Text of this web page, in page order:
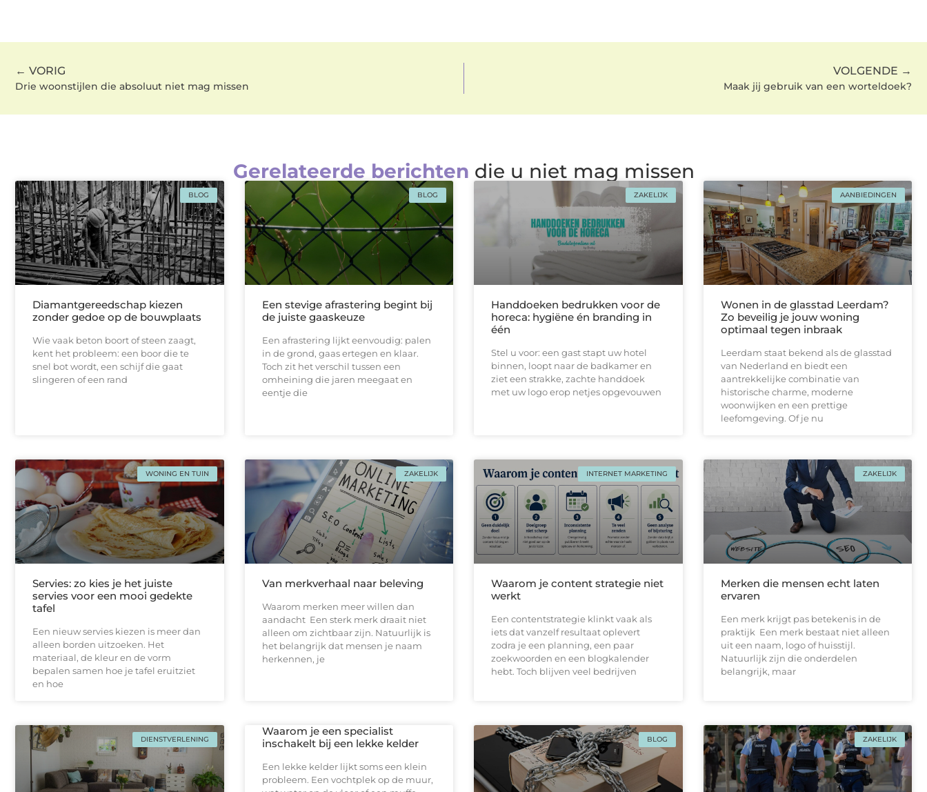
← VORIG
Drie woonstijlen die absoluut niet mag missen
VOLGENDE →
Maak jij gebruik van een worteldoek?
Gerelateerde berichten die u niet mag missen
BLOG
Diamantgereedschap kiezen
zonder gedoe op de bouwplaats
Wie vaak beton boort of steen zaagt,
kent het probleem: een boor die te
snel bot wordt, een schijf die gaat
slingeren of een rand
BLOG
Een stevige afrastering begint bij
de juiste gaaskeuze
Een afrastering lijkt eenvoudig: palen
in de grond, gaas ertegen en klaar.
Toch zit het verschil tussen een
omheining die jaren meegaat en
eentje die
ZAKELIJK
Handdoeken bedrukken voor de
horeca: hygiëne én branding in
één
Stel u voor: een gast stapt uw hotel
binnen, loopt naar de badkamer en
ziet een strakke, zachtе handdoek
met uw logo erop netjes opgevouwen
AANBIEDINGEN
Wonen in de glasstad Leerdam?
Zo beveilig je jouw woning
optimaal tegen inbraak
Leerdam staat bekend als de glasstad
van Nederland en biedt een
aantrekkelijke combinatie van
historische charme, moderne
woonwijken en een prettige
leefomgeving. Of je nu
WONING EN TUIN
Servies: zo kies je het juiste
servies voor een mooi gedekte
tafel
Een nieuw servies kiezen is meer dan
alleen borden uitzoeken. Het
materiaal, de kleur en de vorm
bepalen samen hoe je tafel eruitziet
en hoe
ZAKELIJK
Van merkverhaal naar beleving
Waarom merken meer willen dan
aandacht Een sterk merk draait niet
alleen om zichtbaar zijn. Natuurlijk is
het belangrijk dat mensen je naam
herkennen, je
INTERNET MARKETING
Waarom je content strategie niet
werkt
Een contentstrategie klinkt vaak als
iets dat vanzelf resultaat oplevert
zodra je een planning, een paar
zoekwoorden en een blogkalender
hebt. Toch blijven veel bedrijven
ZAKELIJK
Merken die mensen echt laten
ervaren
Een merk krijgt pas betekenis in de
praktijk Een merk bestaat niet alleen
uit een naam, logo of huisstijl.
Natuurlijk zijn die onderdelen
belangrijk, maar
DIENSTVERLENING
Waarom je een specialist
inschakelt bij een lekke kelder
Een lekke kelder lijkt soms een klein
probleem. Een vochtplek op de muur,
BLOG ZAKELIJK